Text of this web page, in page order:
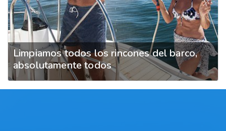
Limpiamos todos los rincones del barco,
absolutamente todos